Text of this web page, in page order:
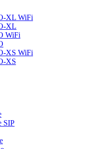
XL WiFi
XL
WiFi
XS WiFi
XS
SIP